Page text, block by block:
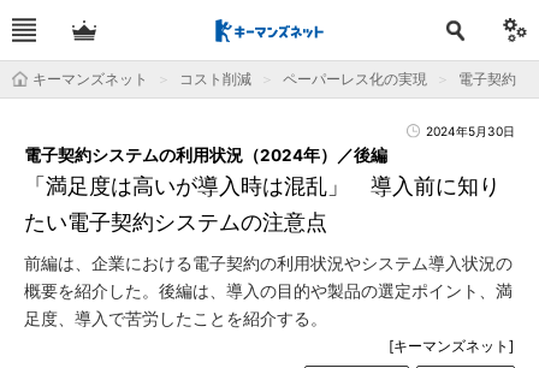
キーマンズネット コスト削減 ペーパーレス化の実現 電子契約
2024年5月30日
「満足度は高いが導入時は混乱」 導入前に知り
たい電子契約システムの注意点
電子契約システムの利用状況（2024年）／後編
前編は、企業における電子契約の利用状況やシステム導入状況の
概要を紹介した。後編は、導入の目的や製品の選定ポイント、満
足度、導入で苦労したことを紹介する。
[キーマンズネット]